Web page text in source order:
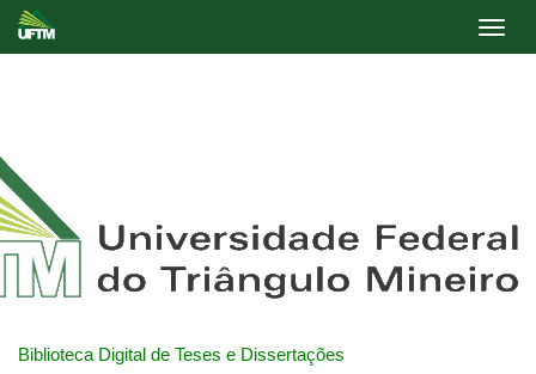
Biblioteca Digital de Teses e Dissertações